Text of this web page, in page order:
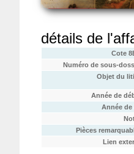
détails de
Cote
Numéro de sous-
Objet du
Année de
Année de
Pièces
Lien